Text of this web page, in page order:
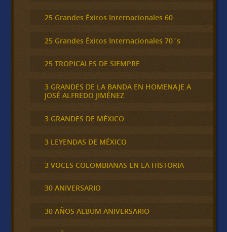
25 Grandes Éxitos Internacionales 60
25 Grandes Éxitos Internacionales 70´s
25 TROPICALES DE SIEMPRE
3 GRANDES DE LA BANDA EN HOMENAJE A
JOSÉ ALFREDO JIMÉNEZ
3 GRANDES DE MÉXICO
3 LEYENDAS DE MÉXICO
3 VOCES COLOMBIANAS EN LA HISTORIA
30 ANIVERSARIO
30 AÑOS ALBUM ANIVERSARIO